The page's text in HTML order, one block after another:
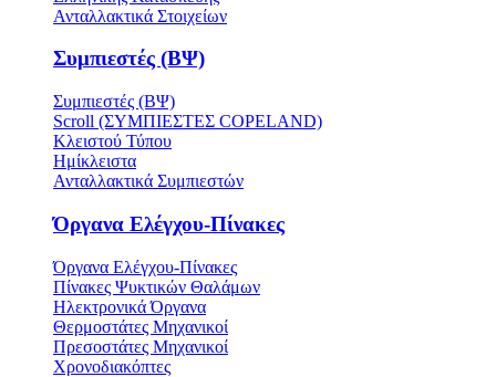
Ανταλλακτικά Στοιχείων
Συμπιεστές (ΒΨ)
Συμπιεστές (ΒΨ)
Scroll (ΣΥΜΠΙΕΣΤΕΣ COPELAND)
Κλειστού Τύπου
Ημίκλειστα
Ανταλλακτικά Συμπιεστών
Όργανα Ελέγχου-Πίνακες
Όργανα Ελέγχου-Πίνακες
Πίνακες Ψυκτικών Θαλάμων
Ηλεκτρονικά Όργανα
Θερμοστάτες Μηχανικοί
Πρεσοστάτες Μηχανικοί
Χρονοδιακόπτες